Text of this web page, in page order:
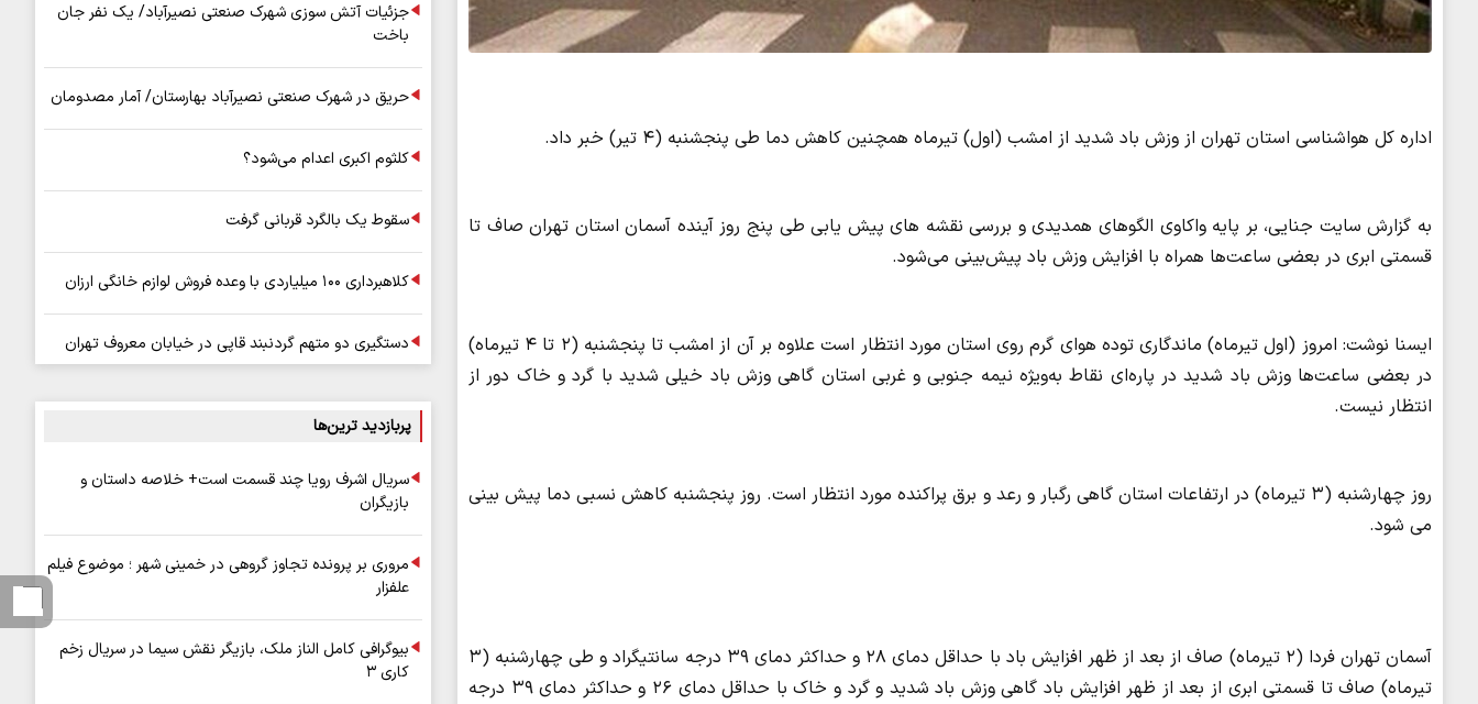
اداره کل هواشناسی استان تهران از وزش باد شدید از امشب (اول) تیرماه همچنین کاهش دما طی پنجشنبه (۴ تیر) خبر داد.
به گزارش سایت جنایی، بر پایه واکاوی الگوهای همدیدی و بررسی نقشه های پیش یابی طی پنج روز آینده آسمان استان تهران صاف تا
قسمتی ابری در بعضی ساعت‌ها همراه با افزایش وزش باد پیش‌بینی می‌شود.
ایسنا نوشت: امروز (اول تیرماه) ماندگاری توده هوای گرم روی استان مورد انتظار است علاوه بر آن از امشب تا پنجشنبه (۲ تا ۴ تیرماه)
در بعضی ساعت‌ها وزش باد شدید در پاره‌ای نقاط به‌ویژه نیمه جنوبی و غربی استان گاهی وزش باد خیلی شدید با گرد و خاک دور از
انتظار نیست.
روز چهارشنبه (۳ تیرماه) در ارتفاعات استان گاهی رگبار و رعد و برق پراکنده مورد انتظار است. روز پنجشنبه کاهش نسبی دما پیش بینی
می شود.
آسمان تهران فردا (۲ تیرماه) صاف از بعد از ظهر افزایش باد با حداقل دمای ۲۸ و حداکثر دمای ۳۹ درجه سانتیگراد و طی ‌چهارشنبه (۳
تیرماه) صاف تا قسمتی ابری از بعد از ظهر افزایش باد گاهی وزش باد شدید و گرد و خاک با حداقل دمای ۲۶ و حداکثر دمای ۳۹ درجه
جزئیات آتش سوزی شهرک صنعتی نصیرآباد/ یک نفر جان
باخت
حریق در شهرک صنعتی نصیرآباد بهارستان/ آمار مصدومان
کلثوم اکبری اعدام می‌شود؟
سقوط یک بالگرد قربانی گرفت
کلاهبرداری ۱۰۰ میلیاردی با وعده فروش لوازم خانگی ارزان
دستگیری دو متهم گردنبند قاپی در خیابان معروف تهران
پربازدید ترین‌ها
سریال اشرف رویا چند قسمت است+ خلاصه داستان و
بازیگران
مروری بر پرونده تجاوز گروهی در خمینی شهر ؛ موضوع فیلم
علفزار
بیوگرافی کامل الناز ملک، بازیگر نقش سیما در سریال زخم
کاری ۳